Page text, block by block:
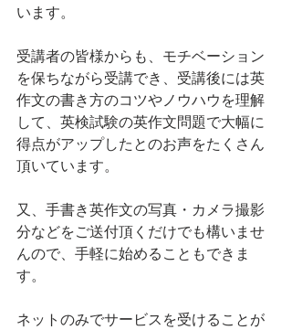
います。
受講者の皆様からも、モチベーション
を保ちながら受講でき、受講後には英
作文の書き方のコツやノウハウを理解
して、英検試験の英作文問題で大幅に
得点がアップしたとのお声をたくさん
頂いています。
又、手書き英作文の写真・カメラ撮影
分などをご送付頂くだけでも構いませ
んので、手軽に始めることもできま
す。
ネットのみでサービスを受けることが